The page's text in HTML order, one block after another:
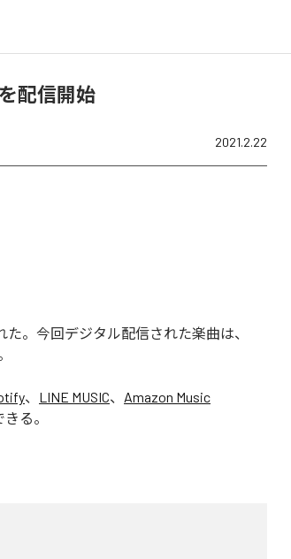
配信開始
2021.2.22
た。今回デジタル配信された楽曲は、
、 LINE MUSIC、 Amazon Music
る。